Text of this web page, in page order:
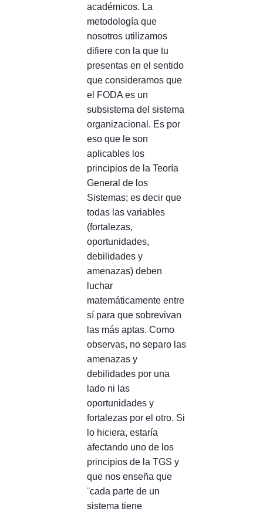
académicos. La
metodología que
nosotros utilizamos
difiere con la que tu
presentas en el sentido
que consideramos que
el FODA es un
subsistema del sistema
organizacional. Es por
eso que le son
aplicables los
principios de la Teoría
General de los
Sistemas; es decir que
todas las variables
(fortalezas,
oportunidades,
debilidades y
amenazas) deben
luchar
matemáticamente entre
sí para que sobrevivan
las más aptas. Como
observas, no separo las
amenazas y
debilidades por una
lado ni las
oportunidades y
fortalezas por el otro. Si
lo hiciera, estaría
afectando uno de los
principios de la TGS y
que nos enseña que
¨cada parte de un
sistema tiene